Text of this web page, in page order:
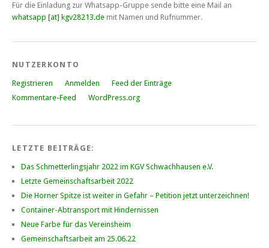
Für die Einladung zur Whatsapp-Gruppe sende bitte eine Mail an
whatsapp [at] kgv28213.de mit Namen und Rufnummer.
NUTZERKONTO
Registrieren Anmelden
Feed der Einträge
Kommentare-Feed
WordPress.org
LETZTE BEITRÄGE:
Das Schmetterlingsjahr 2022 im KGV Schwachhausen e.V.
Letzte Gemeinschaftsarbeit 2022
Die Horner Spitze ist weiter in Gefahr – Petition jetzt unterzeichnen!
Container-Abtransport mit Hindernissen
Neue Farbe für das Vereinsheim
Gemeinschaftsarbeit am 25.06.22